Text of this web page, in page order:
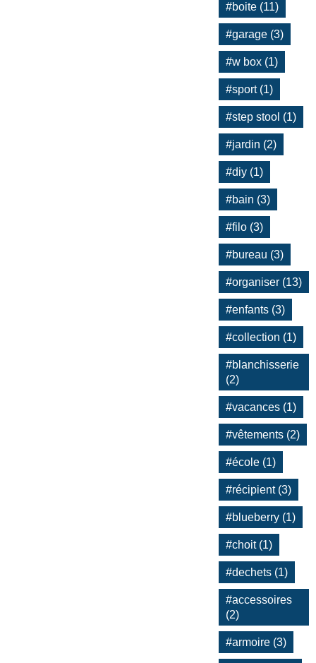
#boite (11)
#garage (3)
#w box (1)
#sport (1)
#step stool (1)
#jardin (2)
#diy (1)
#bain (3)
#filo (3)
#bureau (3)
#organiser (13)
#enfants (3)
#collection (1)
#blanchisserie
(2)
#vacances (1)
#vêtements (2)
#école (1)
#récipient (3)
#blueberry (1)
#choit (1)
#dechets (1)
#accessoires
(2)
#armoire (3)